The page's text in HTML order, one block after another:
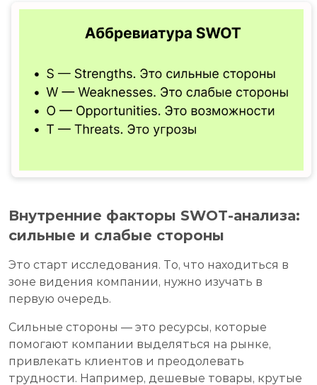
Внутренние факторы SWOT-анализа:
сильные и слабые стороны
Это старт исследования. То, что находиться в
зоне видения компании, нужно изучать в
первую очередь.
Сильные стороны — это ресурсы, которые
помогают компании выделяться на рынке,
привлекать клиентов и преодолевать
трудности. Например, дешевые товары, крутые